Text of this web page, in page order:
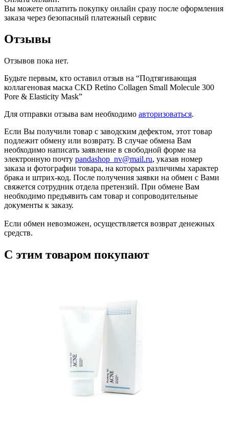
Вы можете оплатить покупку онлайн сразу после оформления
заказа через безопасный платежный сервис
Отзывы
Отзывов пока нет.
Будьте первым, кто оставил отзыв на “Подтягивающая
коллагеновая маска CKD Retino Collagen Small Molecule 300
Pore & Elasticity Mask”
Для отправки отзыва вам необходимо авторизоваться.
Если Вы получили товар с заводским дефектом, этот товар
подлежит обмену или возврату. В случае обмена Вам
необходимо написать заявление в свободной форме на
электронную почту pandashop_nv@mail.ru, указав номер
заказа и фотографии товара, на которых различимы характер
брака и штрих-код. После получения заявки на обмен с Вами
свяжется сотрудник отдела претензий. При обмене Вам
необходимо предъявить сам товар и сопроводительные
документы к заказу.
Если обмен невозможен, осуществляется возврат денежных
средств.
С этим товаром покупают